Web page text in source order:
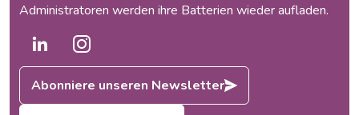
Administratoren werden ihre Batterien wieder aufladen.
Abonniere unseren Newsletter